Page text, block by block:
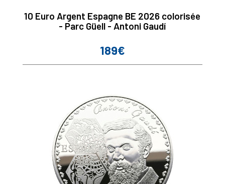
10 Euro Argent Espagne BE 2026 colorisée
- Parc Güell - Antoni Gaudí
Prix
189€